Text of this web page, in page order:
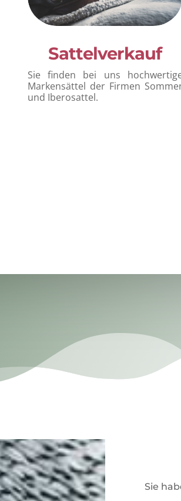
Sattelverkauf
Sie finden bei uns
Markensättel der Firmen
und Iberosattel.
Sie